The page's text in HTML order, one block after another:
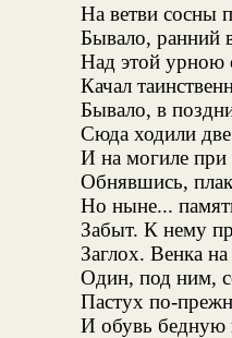
На ветви сосны
Бывало, ранний
Над этой урною
Качал
Бывало, в
Сюда ходили
И на могиле при
Обнявшись,
Но ныне...
Забыт. К нему
Заглох. Венка на
Один, под ним,
Пастух по-
И обувь бедную